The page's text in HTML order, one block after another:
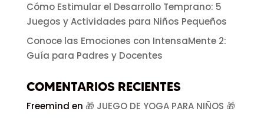
Cómo Estimular el Desarrollo Temprano: 5
Juegos y Actividades para Niños Pequeños
Conoce las Emociones con IntensaMente 2:
Guía para Padres y Docentes
COMENTARIOS RECIENTES
Freemind en 🎁 JUEGO DE YOGA PARA NIÑOS 🎁